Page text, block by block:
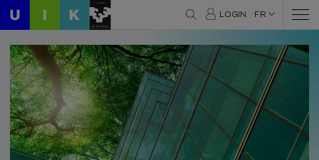
LOGIN FR